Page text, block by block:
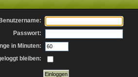
Passwort:
in Minuten:
bleiben: